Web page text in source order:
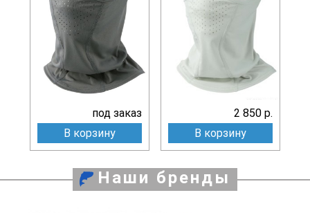
под заказ
В корзину
2 850 р.
В корзину
Наши бренды